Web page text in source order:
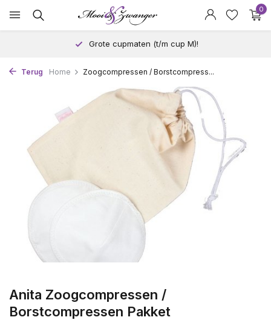
0
Grote cupmaten (t/m cup M)!
Terug Home Zoogcompressen / Borstcompress...
Anita Zoogcompressen /
Borstcompressen Pakket